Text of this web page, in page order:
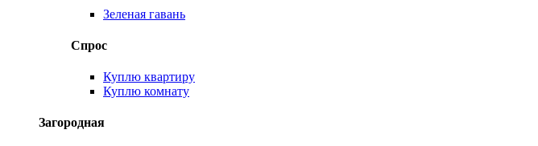
Зеленая гавань
Спрос
Куплю квартиру
Куплю комнату
Загородная